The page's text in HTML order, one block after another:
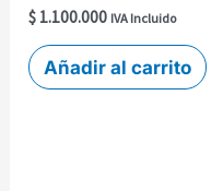
$ 1.100.000 IVA Incluido
Añadir al carrito